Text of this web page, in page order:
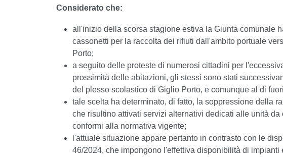
Considerato che:
all'inizio della scorsa stagione estiva la Giunta comunale
cassonetti per la raccolta dei rifiuti dall'ambito portuale
Porto;
a seguito delle proteste di numerosi cittadini per
prossimità delle abitazioni, gli stessi sono stati
del plesso scolastico di Giglio Porto, e comunque al di
tale scelta ha determinato, di fatto, la soppressione della
che risultino attivati servizi alternativi dedicati alle unità
conformi alla normativa vigente;
l'attuale situazione appare pertanto in contrasto con le
46/2024, che impongono l'effettiva disponibilità di impianti